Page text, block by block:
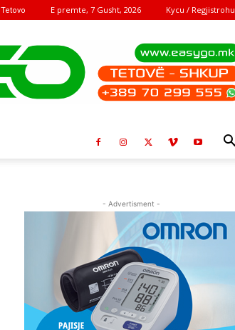
Tetovo E premte, 7 Gusht, 2026 Kycu / Regjistrohu
- Advertisment -